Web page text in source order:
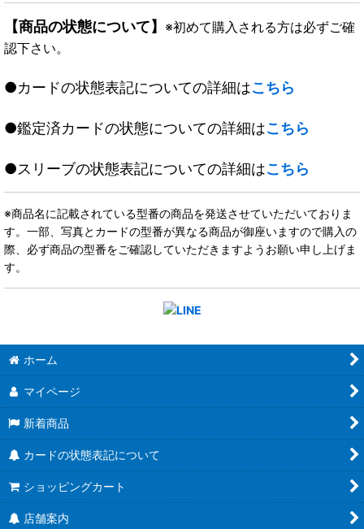
【商品の状態について】 ※初めて購入される方は必ずご確
認下さい。
●カードの状態表記についての詳細はこちら
●鑑定済カードの状態についての詳細はこちら
●スリーブの状態表記についての詳細はこちら
※商品名に記載されている型番の商品を発送させていただいておりま
す。一部、写真とカードの型番が異なる商品が御座いますので購入の
際、必ず商品の型番をご確認していただきますようお願い申し上げま
す。
ホーム
マイページ
新着商品
カードの状態表記について
ショッピングカート
店舗案内